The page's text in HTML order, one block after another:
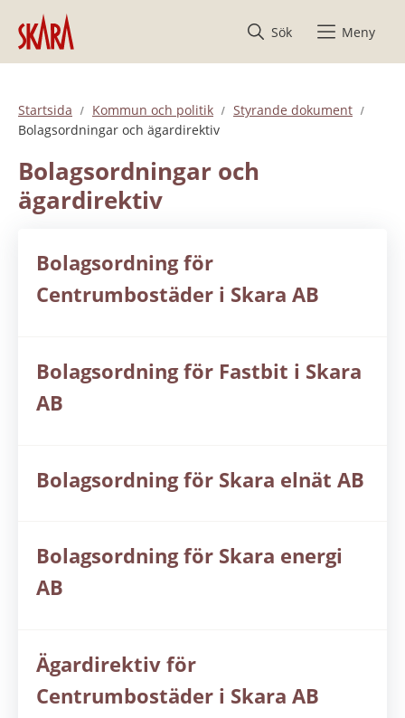
Hoppa till innehåll
Sök
Meny
Startsida Kommun och politik
Styrande dokument
Bolagsordningar och ägardirektiv
Bolagsordningar och
ägardirektiv
Bolagsordning för
Centrumbostäder i Skara AB
Bolagsordning för Fastbit i Skara
AB
Bolagsordning för Skara elnät AB
Bolagsordning för Skara energi
AB
Ägardirektiv för
Centrumbostäder i Skara AB